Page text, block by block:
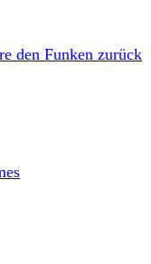
den Funken zurück